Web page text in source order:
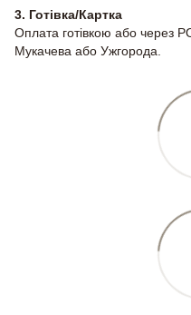
3. Готівка/Картка
Оплата готівкою або через
Мукачева або Ужгорода.